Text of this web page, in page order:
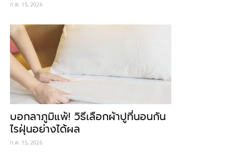
ก.ค. 15, 2026
บอกลาภูมิแพ้! วิธีเลือกผ้าปูที่นอนกัน
ไรฝุ่นอย่างได้ผล
ก.ค. 15, 2026